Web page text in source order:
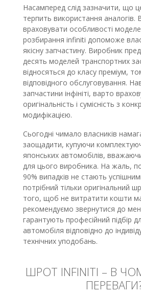
Насамперед слід зазначити, що
терпить використання аналогів.
враховувати особливості
розбирання infiniti допоможе
якісну запчастину. Виробник
десять моделей транспортних
відносяться до класу преміум,
відповідного обслуговування.
запчастини інфініті, варто
оригінальність і сумісність з
модифікацією.
Сьогодні чимало власників
заощадити, купуючи
японських автомобілів,
для цього виробника. На жаль,
90% випадків не стають
потрібний тільки оригінальний
того, щоб не витратити кошти
рекомендуємо звернутися до
гарантують професійний підбір
автомобіля відповідно до
технічних уподобань.
ШРОТ INFINITI – В